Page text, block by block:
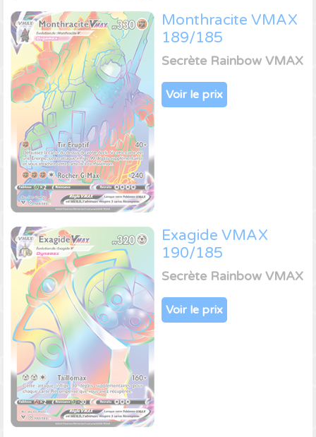
Monthracite VMAX
189/185
Secrète Rainbow VMAX
Voir le prix
Exagide VMAX
190/185
Secrète Rainbow VMAX
Voir le prix